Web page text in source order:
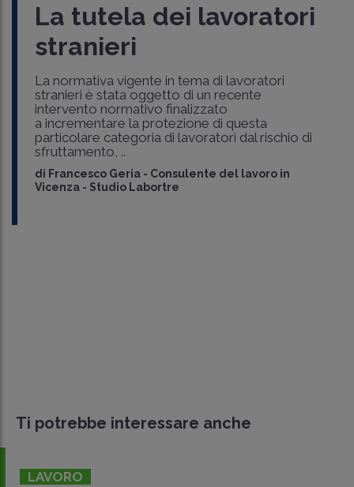
La tutela dei lavoratori
stranieri
La normativa vigente in tema di lavoratori
stranieri è stata oggetto di un recente
intervento normativo finalizzato
a incrementare la protezione di questa
particolare categoria di lavoratori dal rischio di
sfruttamento, ..
di Francesco Geria - Consulente del lavoro in
Vicenza - Studio Labortre
Ti potrebbe interessare anche